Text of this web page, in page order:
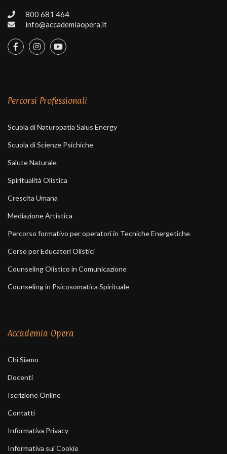
800 681 464
info@accademiaopera.it
Percorsi Professionali
Scuola di Naturopatia Salus Energy
Scuola di Scienze Psichiche
Salute Naturale
Spiritualità Olistica
Crescita Umana
Mediazione Artistica
Percorso formativo per operatori in Tecniche Energetiche
Corso per Educatori Olistici
Counseling Olistico in Comunicazione
Counseling in Psicosomatica Spirituale
Accademia Opera
Chi Siamo
Docenti
Iscrizione Online
Contatti
Informativa Privacy
Informativa sui Cookie